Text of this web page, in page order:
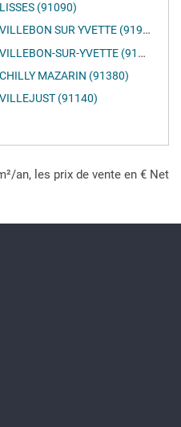
(91090)
Location activités / entrepôts VILLEBON SUR YVETTE (91940)
Location activités / entrepôts VILLEBON-SUR-YVETTE (91140)
MAZARIN (91380)
(91140)
an, les prix de vente en € Net